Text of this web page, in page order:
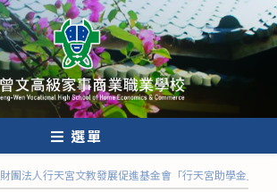
選單
財團法人行天宮文教發展促進基金會「行天宮助學金」